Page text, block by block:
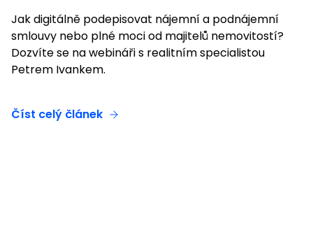
Jak digitálně podepisovat nájemní a podnájemní
smlouvy nebo plné moci od majitelů nemovitostí?
Dozvíte se na webináři s realitním specialistou
Petrem Ivankem.
Číst celý článek